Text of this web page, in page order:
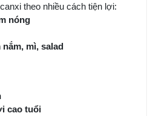
theo nhiều cách tiện lợi:
nóng
mì, salad
cao tuổi